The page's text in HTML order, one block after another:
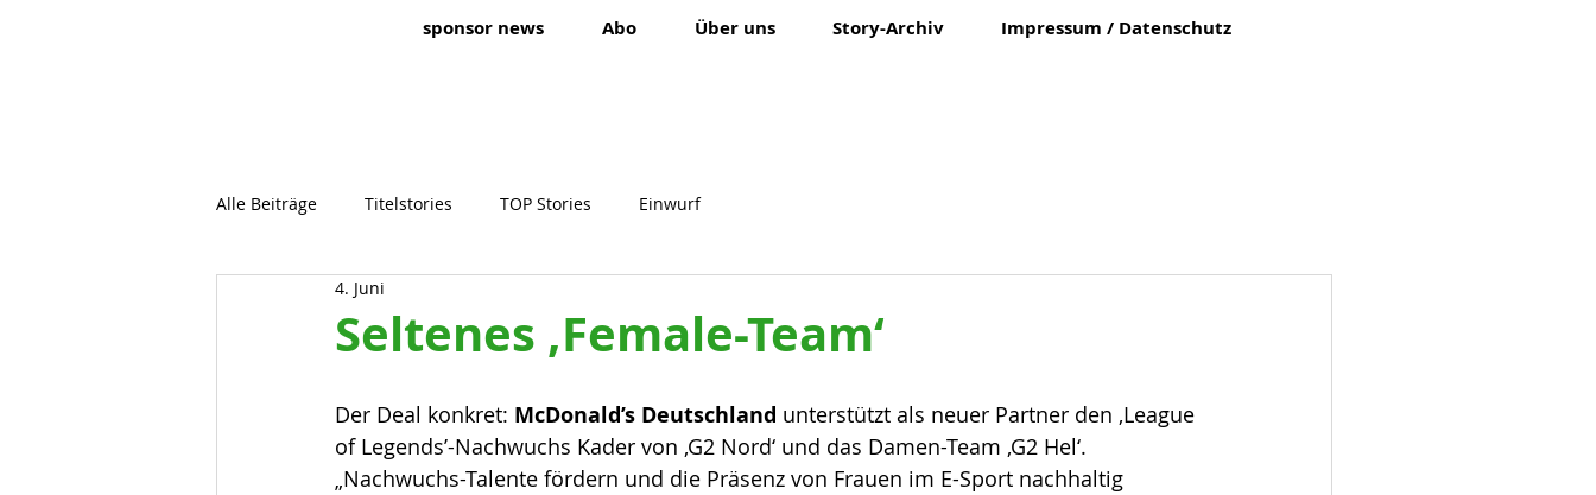
sponsor news Abo Über uns Story-Archiv Impressum / Datenschutz
Alle Beiträge Titelstories TOP Stories Einwurf
4. Juni
Seltenes ‚Female-Team‘
Der Deal konkret: McDonald’s Deutschland unterstützt als neuer Partner den ‚League
of Legends’-Nachwuchs Kader von ‚G2 Nord‘ und das Damen-Team ‚G2 Hel‘.
„Nachwuchs-Talente fördern und die Präsenz von Frauen im E-Sport nachhaltig